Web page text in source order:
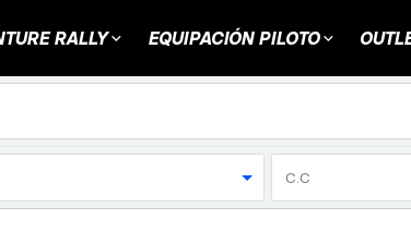
RALLY EQUIPACIÓN PILOTO
C.C